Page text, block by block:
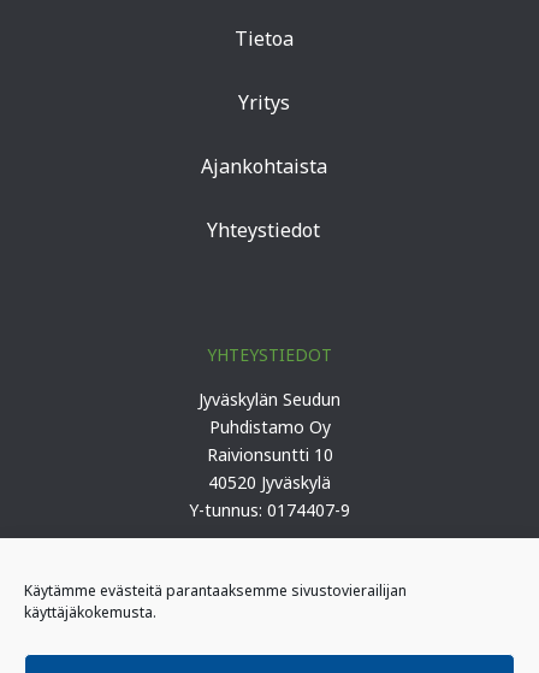
Käytämme evästeitä parantaaksemme sivustovierailijan
käyttäjäkokemusta.
Tietoa
Yritys
Ajankohtaista
Yhteystiedot
YHTEYSTIEDOT
Jyväskylän Seudun
Puhdistamo Oy
Raivionsuntti 10
40520 Jyväskylä
Y-tunnus: 0174407-9
I-päivystäjä: 0400 406 340